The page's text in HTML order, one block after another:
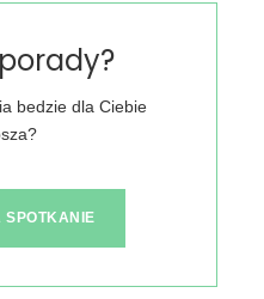
bedzie dla Ciebie
SPOTKANIE